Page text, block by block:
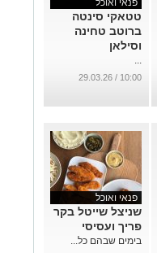
פנאי ואוכל
טטאקי סינטה
ברוטב טחינה
וסילאן
...
10:00 / 29.03.26
פנאי ואוכל
שניצל שייטל בקר
פריך ועסיסי
בימים שבהם כל...